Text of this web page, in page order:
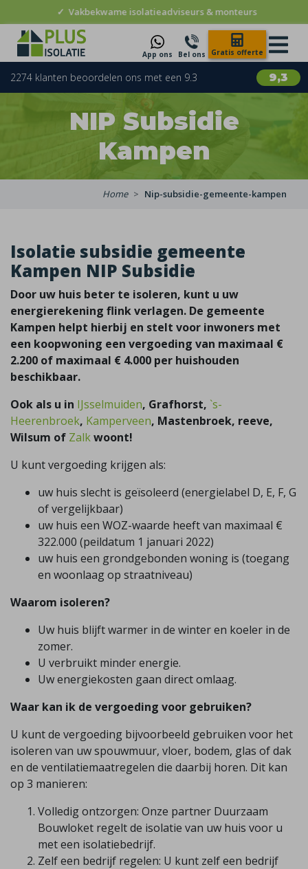
✓ Vakbekwame isolatieadviseurs & monteurs
App ons Bel ons Gratis offerte
9,3
2274 klanten beoordelen ons met een 9.3
NIP Subsidie
Kampen
Home Nip-subsidie-gemeente-kampen
Isolatie subsidie gemeente
Kampen NIP Subsidie
Door uw huis beter te isoleren, kunt u uw
energierekening flink verlagen. De gemeente
Kampen helpt hierbij en stelt voor inwoners met
een koopwoning een vergoeding van maximaal €
2.200 of maximaal € 4.000 per huishouden
beschikbaar.
Ook als u in IJsselmuiden, Grafhorst, `s-
Heerenbroek, Kamperveen, Mastenbroek, reeve,
Wilsum of Zalkwoont!
U kunt vergoeding krijgen als:
uw huis slecht is geïsoleerd (energielabel D, E, F, G
of vergelijkbaar)
uw huis een WOZ-waarde heeft van maximaal €
322.000 (peildatum 1 januari 2022)
uw huis een grondgebonden woning is (toegang
en woonlaag op straatniveau)
Waarom isoleren?
Uw huis blijft warmer in de winter en koeler in de
zomer.
U verbruikt minder energie.
Uw energiekosten gaan direct omlaag.
Waar kan ik de vergoeding voor gebruiken?
U kunt de vergoeding bijvoorbeeld gebruiken voor het
isoleren van uw spouwmuur, vloer, bodem, glas of dak
en de ventilatiemaatregelen die daarbij horen. Dit kan
op 3 manieren:
Volledig ontzorgen: Onze partner Duurzaam
Bouwloket regelt de isolatie van uw huis voor u
met een isolatiebedrijf.
Zelf een bedrijf regelen: U kunt zelf een bedrijf